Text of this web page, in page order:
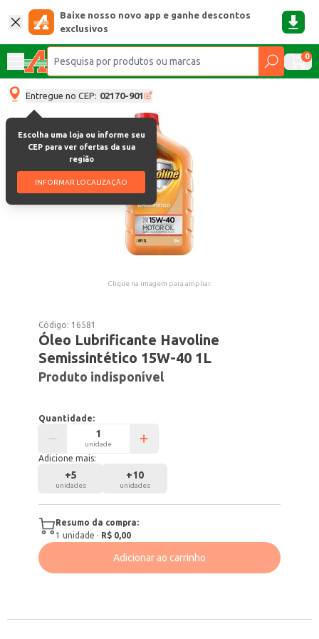
Baixe nosso novo app e ganhe descontos
exclusivos
0
Entregue no CEP: 02170-901
Escolha uma loja ou informe seu
CEP para ver ofertas da sua
região
INFORMAR LOCALIZAÇÃO
Clique na imagem para ampliar.
Código: 16581
Óleo Lubrificante Havoline
Semissintético 15W-40 1L
Produto indisponível
Quantidade:
unidade
Adicione mais:
+5
unidades
+10
unidades
Resumo da compra:
1 unidade · R$ 0,00
Adicionar ao carrinho